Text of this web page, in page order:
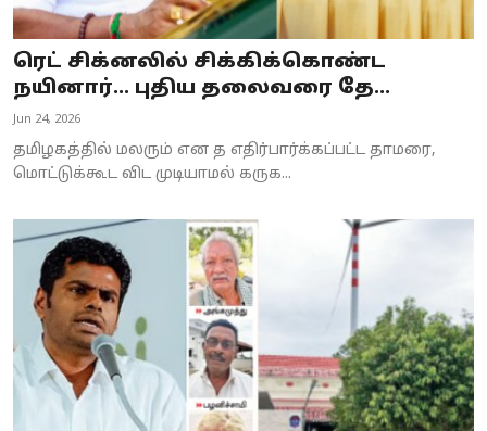
ரெட் சிக்னலில் சிக்கிக்கொண்ட
நயினார்... புதிய தலைவரை தே...
Jun 24, 2026
தமிழகத்தில் மலரும் என த எதிர்பார்க்கப்பட்ட தாமரை,
மொட்டுக்கூட விட முடியாமல் கருக...